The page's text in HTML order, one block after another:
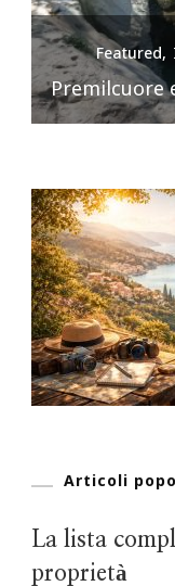
Featured
Premilcuore
Articoli
La lista
proprietà